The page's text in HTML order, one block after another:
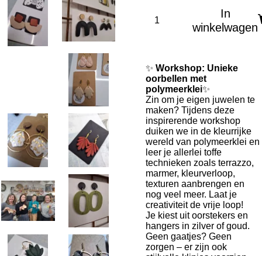
In
winkelwagen
✨ Workshop: Unieke
oorbellen met
polymeerklei✨
Zin om je eigen juwelen te
maken? Tijdens deze
inspirerende workshop
duiken we in de kleurrijke
wereld van polymeerklei en
leer je allerlei toffe
technieken zoals terrazzo,
marmer, kleurverloop,
texturen aanbrengen en
nog veel meer. Laat je
creativiteit de vrije loop!
Je kiest uit oorstekers en
hangers in zilver of goud.
Geen gaatjes? Geen
zorgen – er zijn ook